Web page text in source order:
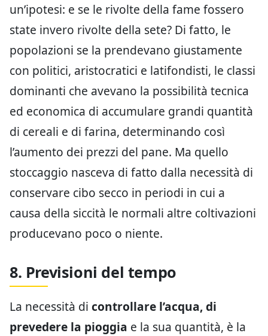
un’ipotesi: e se le rivolte della fame fossero
state invero rivolte della sete? Di fatto, le
popolazioni se la prendevano giustamente
con politici, aristocratici e latifondisti, le classi
dominanti che avevano la possibilità tecnica
ed economica di accumulare grandi quantità
di cereali e di farina, determinando così
l’aumento dei prezzi del pane. Ma quello
stoccaggio nasceva di fatto dalla necessità di
conservare cibo secco in periodi in cui a
causa della siccità le normali altre coltivazioni
producevano poco o niente.
8. Previsioni del tempo
La necessità di controllare l’acqua, di
prevedere la pioggia e la sua quantità, è la